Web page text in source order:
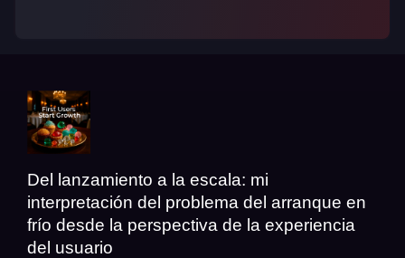
Del lanzamiento a la escala: mi
interpretación del problema del arranque en
frío desde la perspectiva de la experiencia
del usuario